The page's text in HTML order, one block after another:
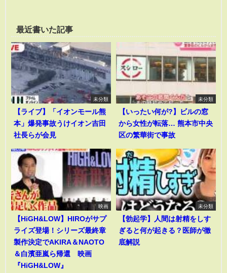
最近書いた記事
未分類
【ライブ】「イオンモール熊
本」爆発事故うけイオン吉田
社長らが会見
未分類
【いったい何が?】ビルの窓
から女性が転落… 熊本市中央
区の繁華街で事故
映画
【HiGH&LOW】HIROがサプ
ライズ登場！シリーズ最終章
製作決定でAKIRA＆NAOTO
＆白濱亜嵐ら帰還 映画
『HiGH&LOW』
未分類
【勃起学】人間は射精をしす
ぎると何が起きる？医師が徹
底解説